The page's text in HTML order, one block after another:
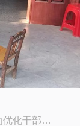
近年来，颍上县坚持把选调生工作作为优化干部队伍结构的基础性工程来抓，拧紧“育管用”全链条，着力打造...